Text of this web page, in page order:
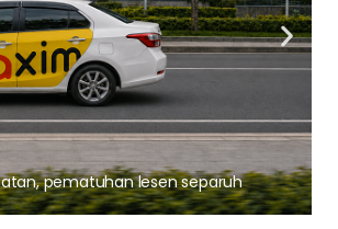
pematuhan lesen separuh